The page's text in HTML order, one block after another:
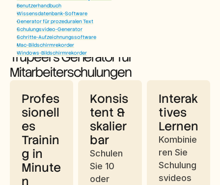
Benutzerhandbuch
Wissensdatenbank-Software
Generator für prozeduralen Text
Schulungsvideo-Generator
Schritte-Aufzeichnungssoftware
Mac-Bildschirmrekorder
Windows-Bildschirmrekorder
Vorteile der Verwendung von
Trupeer’s Generator für
Mitarbeiterschulungen
Profes
sionell
es
Trainin
g in
Minute
n
Konsis
tent &
skalier
bar
Schulen
Sie 10
oder
Interak
tives
Lernen
Kombinie
ren Sie
Schulung
svideos